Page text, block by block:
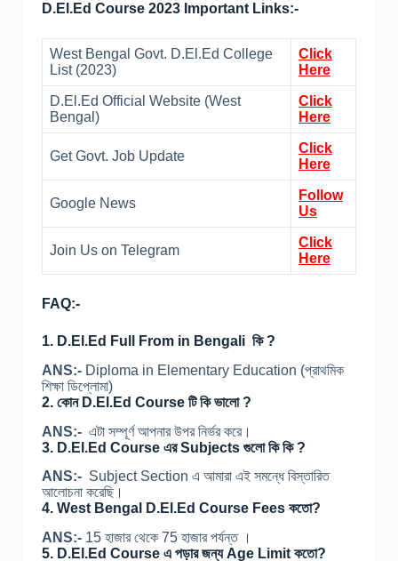
D.El.Ed Course 2023 Important Links:-
West Bengal Govt. D.El.Ed College
List (2023)
Click
Here
D.El.Ed Official Website (West
Bengal)
Click
Here
Get Govt. Job Update
Click
Here
Google News
Follow
Us
Join Us on Telegram
Click
Here
FAQ:-
1. D.El.Ed Full From in Bengali কি ?
ANS:- Diploma in Elementary Education (প্রাথমিক
শিক্ষা ডিপ্লোমা)
2. কোন D.El.Ed Course টি কি ভালো ?
ANS:- এটা সম্পূর্ণ আপনার উপর নির্ভর করে।
3. D.El.Ed Course এর Subjects গুলো কি কি ?
ANS:- Subject Section এ আমারা এই সমন্ধে বিস্তারিত
আলোচনা করেছি।
4. West Bengal D.El.Ed Course Fees কতো?
ANS:- 15 হাজার থেকে 75 হাজার পর্যন্ত ।
5. D.El.Ed Course এ পড়ার জন্য Age Limit কতো?